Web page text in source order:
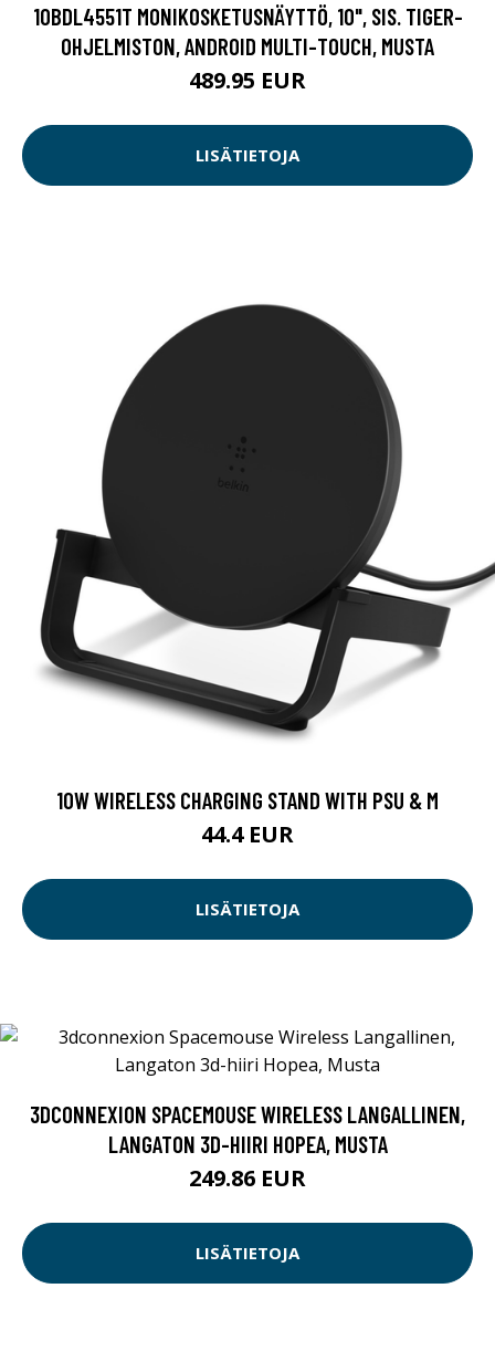
10BDL4551T MONIKOSKETUSNÄYTTÖ, 10", SIS. TIGER-
OHJELMISTON, ANDROID MULTI-TOUCH, MUSTA
489.95 EUR
LISÄTIETOJA
10W WIRELESS CHARGING STAND WITH PSU & M
44.4 EUR
LISÄTIETOJA
3DCONNEXION SPACEMOUSE WIRELESS LANGALLINEN,
LANGATON 3D-HIIRI HOPEA, MUSTA
249.86 EUR
LISÄTIETOJA